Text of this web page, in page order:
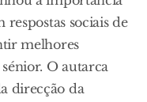
sociais de
melhores
O autarca
direcção da